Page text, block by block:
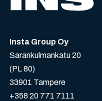
Insta Group Oy
Sarankulmankatu 20
(PL 80)
33901 Tampere
+358 20 771 7111